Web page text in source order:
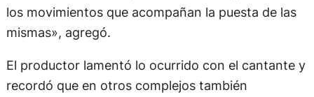
los movimientos que acompañan la puesta de las
mismas», agregó.
El productor lamentó lo ocurrido con el cantante y
recordó que en otros complejos también